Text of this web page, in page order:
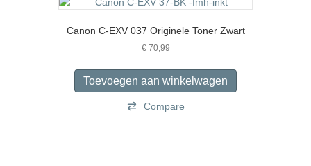
Canon C-EXV 037 Originele Toner Zwart
€70,99
Toevoegen aan winkelwagen
Compare